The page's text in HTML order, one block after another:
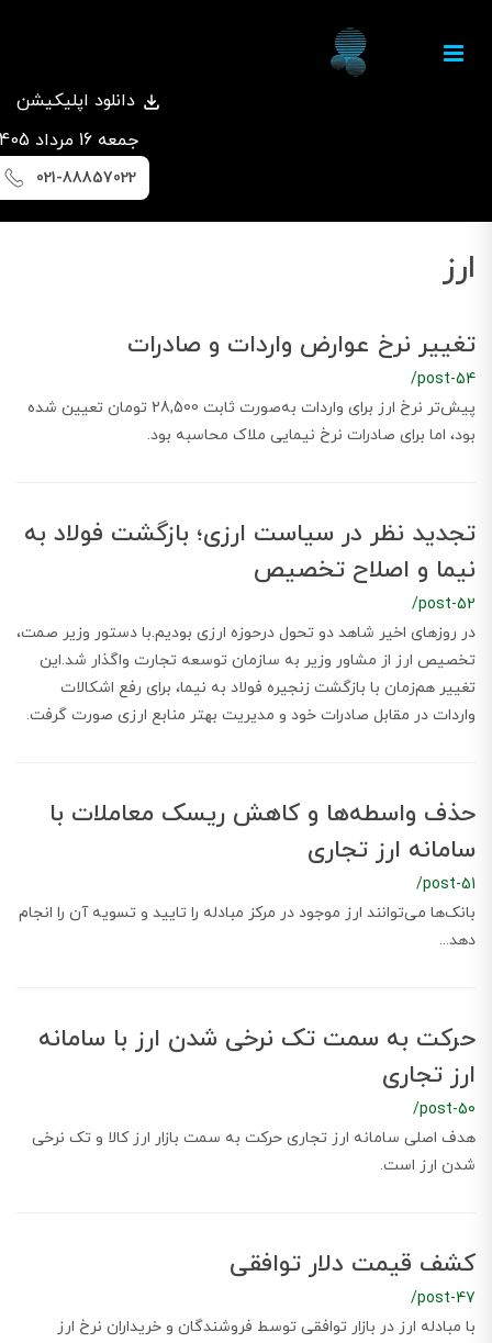
دانلود اپلیکیشن
جمعه 16 مرداد 1405
021-88857022
ارز
تغییر نرخ عوارض واردات و صادرات
/post-54
پیش‌تر نرخ ارز برای واردات به‌صورت ثابت 28,500 تومان تعیین شده
بود، اما برای صادرات نرخ نیمایی ملاک محاسبه بود.
تجدید نظر در سیاست‌ ارزی؛ بازگشت فولاد به
نیما و اصلاح تخصیص
/post-52
در روزهای اخیر شاهد دو تحول درحوزه ارزی بودیم.با دستور وزیر صمت،
تخصیص ارز از مشاور وزیر به سازمان توسعه تجارت واگذار شد.این
تغییر هم‌زمان با بازگشت زنجیره فولاد به نیما، برای رفع اشکالات
واردات در مقابل صادرات خود و مدیریت بهتر منابع ارزی صورت گرفت.
حذف واسطه‌ها و کاهش ریسک معاملات با
سامانه ارز تجاری
/post-51
بانک‌ها می‌توانند ارز موجود در مرکز مبادله را تایید و تسویه آن را انجام
دهد...
حرکت به سمت تک نرخی شدن ارز با سامانه
ارز تجاری
/post-50
هدف اصلی سامانه ارز تجاری حرکت به سمت بازار ارز کالا و تک نرخی
شدن ارز است.
کشف قیمت دلار توافقی
/post-47
با مبادله ارز در بازار توافقی توسط فروشندگان و خریداران نرخ ارز